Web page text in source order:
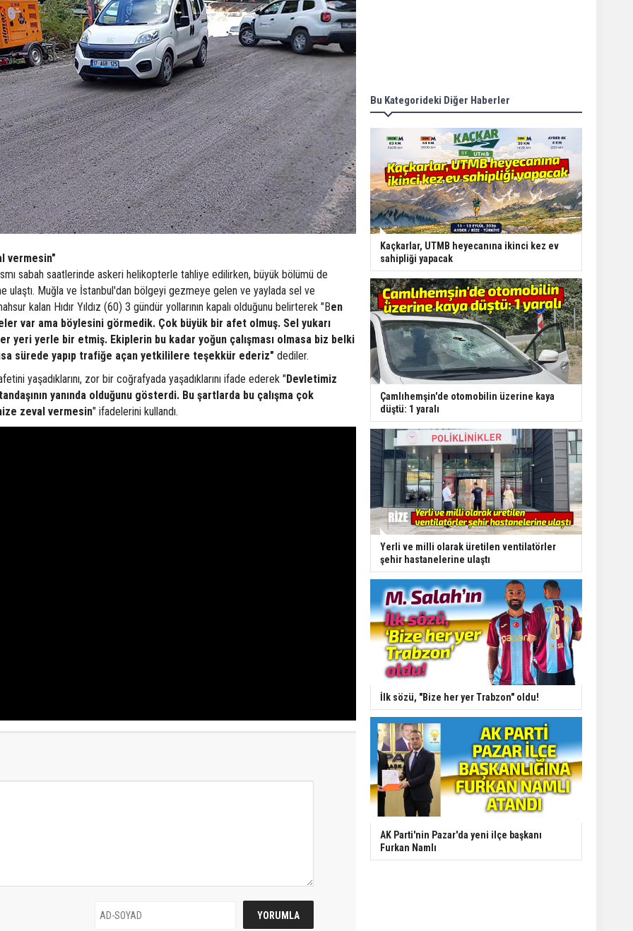
vermesin"
sabah saatlerinde askeri helikopterle tahliye edilirken, büyük bölümü de
ulaştı. Muğla ve İstanbul'dan bölgeyi gezmeye gelen ve yaylada sel ve
kalan Hıdır Yıldız (60) 3 gündür yollarının kapalı olduğunu belirterek "Ben
var ama böylesini görmedik. Çok büyük bir afet olmuş. Sel yukarı
yeri yerle bir etmiş. Ekiplerin bu kadar yoğun çalışması olmasa biz belki
sürede yapıp trafiğe açan yetkililere teşekkür ederiz" dediler.
yaşadıklarını, zor bir coğrafyada yaşadıklarını ifade ederek "Devletimiz
yanında olduğunu gösterdi. Bu şartlarda bu çalışma çok
zeval vermesin" ifadelerini kullandı.
Bu Kategorideki Diğer Haberler
Kaçkarlar, UTMB heyecanına ikinci kez ev
sahipliği yapacak
Çamlıhemşin'de otomobilin üzerine kaya
düştü: 1 yaralı
Yerli ve milli olarak üretilen ventilatörler
şehir hastanelerine ulaştı
İlk sözü, "Bize her yer Trabzon" oldu!
AK Parti'nin Pazar'da yeni ilçe başkanı
Furkan Namlı